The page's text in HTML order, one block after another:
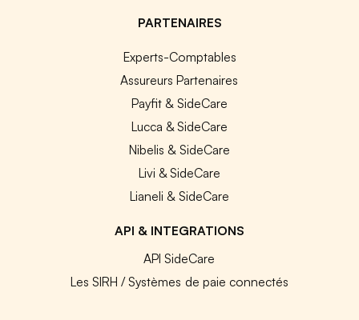
PARTENAIRES
Experts-Comptables
Assureurs Partenaires
Payfit & SideCare
Lucca & SideCare
Nibelis & SideCare
Livi & SideCare
Lianeli & SideCare
API & INTEGRATIONS
API SideCare
Les SIRH / Systèmes de paie connectés